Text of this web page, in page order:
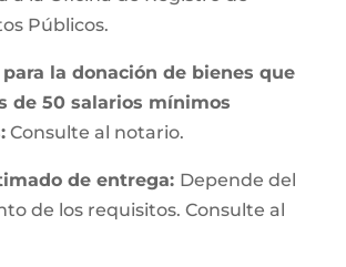
Públicos.
la donación de bienes que
de 50 salarios mínimos
Consulte al notario.
de entrega: Depende del
de los requisitos. Consulte al